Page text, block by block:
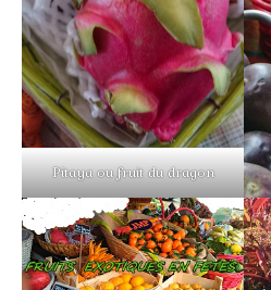
Pitaya ou fruit du dragon